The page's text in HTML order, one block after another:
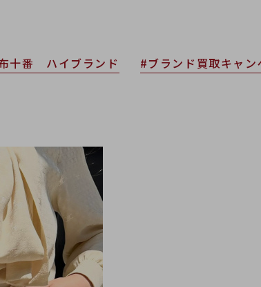
十番 ハイブランド #ブランド買取キャン